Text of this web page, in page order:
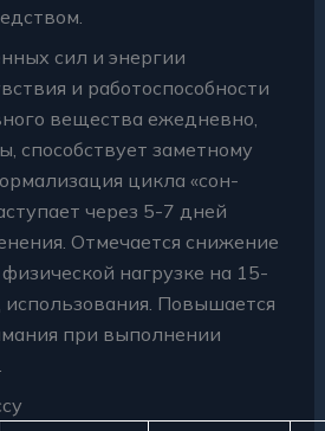
сил и энергии
и работоспособности
вещества ежедневно,
способствует заметному
цикла «сон-
через 5-7 дней
Отмечается снижение
нагрузке на 15-
использования. Повышается
при выполнении